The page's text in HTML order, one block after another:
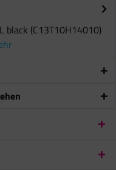
black (C13T10H14010)